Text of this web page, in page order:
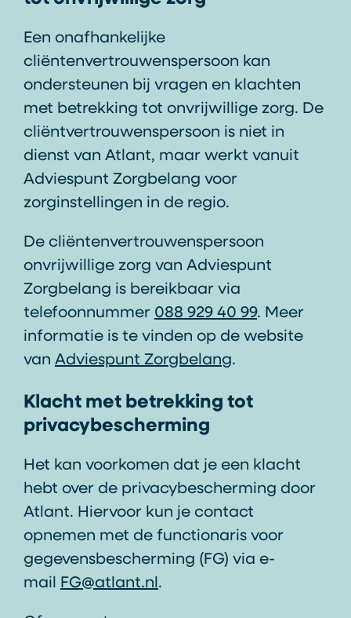
Een onafhankelijke
cliëntenvertrouwenspersoon kan
ondersteunen bij vragen en klachten
met betrekking tot onvrijwillige zorg. De
cliëntvertrouwenspersoon is niet in
dienst van Atlant, maar werkt vanuit
Adviespunt Zorgbelang voor
zorginstellingen in de regio.
De cliëntenvertrouwenspersoon
onvrijwillige zorg van Adviespunt
Zorgbelang is bereikbaar via
telefoonnummer 088 929 40 99. Meer
informatie is te vinden op de website
van Adviespunt Zorgbelang.
Klacht met betrekking tot
privacybescherming
Het kan voorkomen dat je een klacht
hebt over de privacybescherming door
Atlant. Hiervoor kun je contact
opnemen met de functionaris voor
gegevensbescherming (FG) via e-
mail FG@atlant.nl.